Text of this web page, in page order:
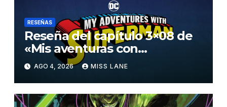
RESEÑAS
Reseña del capítulo 3×08 de
«Mis aventuras con
Superman»
AGO 4, 2026 MISS LANE